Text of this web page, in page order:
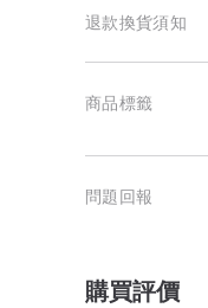
退款換貨須知
商品標籤
問題回報
購買評價